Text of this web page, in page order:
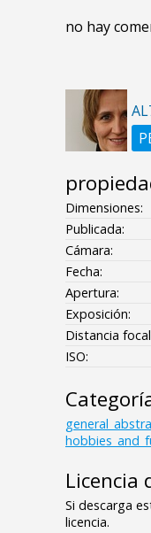
no hay
Dimensiones:
Publicada:
Cámara:
Fecha:
Apertura:
Exposición:
Distancia
ISO:
Licencia
Si descarga
licencia.